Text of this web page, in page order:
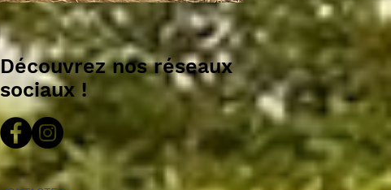
Découvrez nos réseaux
sociaux !